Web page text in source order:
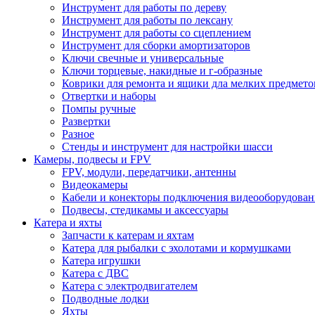
Инструмент для работы по дереву
Инструмент для работы по лексану
Инструмент для работы со сцеплением
Инструмент для сборки амортизаторов
Ключи свечные и универсальные
Ключи торцевые, накидные и г-образные
Коврики для ремонта и ящики дла мелких
Отвертки и наборы
Помпы ручные
Развертки
Разное
Стенды и инструмент для настройки шасси
Камеры, подвесы и FPV
FPV, модули, передатчики, антенны
Видеокамеры
Кабели и конекторы подключения
Подвесы, стедикамы и аксессуары
Катера и яхты
Запчасти к катерам и яхтам
Катера для рыбалки с эхолотами и кормушками
Катера игрушки
Катера с ДВС
Катера с электродвигателем
Подводные лодки
Яхты